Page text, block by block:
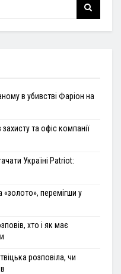
в убивстві Фаріон на
та офіс компанії
Україні Patriot:
перемігши у
хто і як має
розповіла, чи